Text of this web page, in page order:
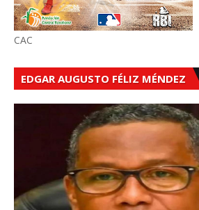
CAC
EDGAR AUGUSTO FÉLIZ MÉNDEZ